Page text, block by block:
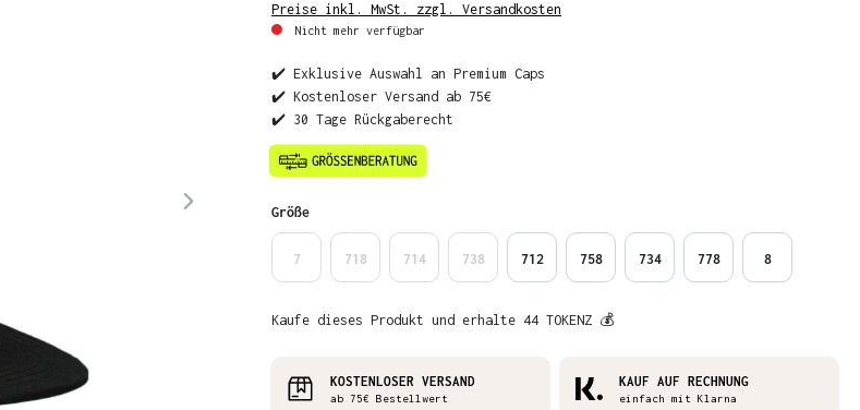
Preise inkl. MwSt. zzgl. Versandkosten
Nicht mehr verfügbar
✔️ Exklusive Auswahl an Premium Caps
✔️ Kostenloser Versand ab 75€
✔️ 30 Tage Rückgaberecht
Größeauswählen
7 718 714 738 712 758 734 778 8
Kaufe dieses Produkt und erhalte 44 TOKENZ 💰
KOSTENLOSER VERSAND
ab 75€ Bestellwert
KAUF AUF RECHNUNG
einfach mit Klarna